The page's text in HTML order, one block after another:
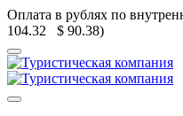
Оплата в рублях по
104.32 $ 90.38)